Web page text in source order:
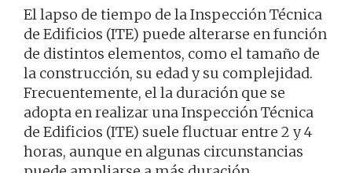
El lapso de tiempo de la Inspección Técnica
de Edificios (ITE) puede alterarse en función
de distintos elementos, como el tamaño de
la construcción, su edad y su complejidad.
Frecuentemente, el la duración que se
adopta en realizar una Inspección Técnica
de Edificios (ITE) suele fluctuar entre 2 y 4
horas, aunque en algunas circunstancias